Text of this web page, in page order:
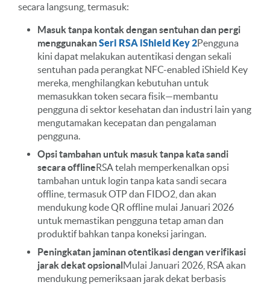
secara langsung, termasuk:
Masuk tanpa kontak dengan sentuhan dan pergi
menggunakanSeri RSA iShield Key 2Pengguna
kini dapat melakukan autentikasi dengan sekali
sentuhan pada perangkat NFC-enabled iShield Key
mereka, menghilangkan kebutuhan untuk
memasukkan token secara fisik—membantu
pengguna di sektor kesehatan dan industri lain yang
mengutamakan kecepatan dan pengalaman
pengguna.
Opsi tambahan untuk masuk tanpa kata sandi
secara offlineRSA telah memperkenalkan opsi
tambahan untuk login tanpa kata sandi secara
offline, termasuk OTP dan FIDO2, dan akan
mendukung kode QR offline mulai Januari 2026
untuk memastikan pengguna tetap aman dan
produktif bahkan tanpa koneksi jaringan.
Peningkatan jaminan otentikasi dengan verifikasi
jarak dekat opsionalMulai Januari 2026, RSA akan
mendukung pemeriksaan jarak dekat berbasis